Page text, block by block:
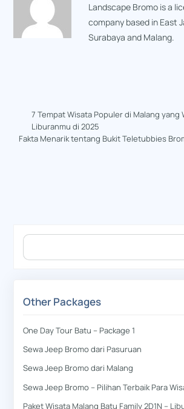
Landscape Bromo is a
company based in East
Surabaya and Malang.
7 Tempat Wisata Populer di Malang yang
Liburanmu di 2025
Fakta Menarik tentang Bukit Teletubbies
Cari
Other Packages
One Day Tour Batu – Package 1
Sewa Jeep Bromo dari Pasuruan
Sewa Jeep Bromo dari Malang
Sewa Jeep Bromo – Pilihan Terbaik Para
Paket Wisata Malang Batu Family 2D1N –